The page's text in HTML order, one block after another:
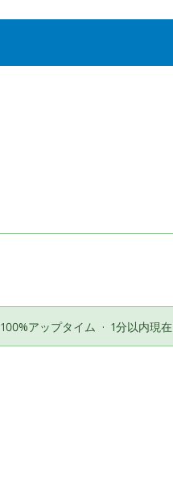
100%アップタイム · 1分以内現在